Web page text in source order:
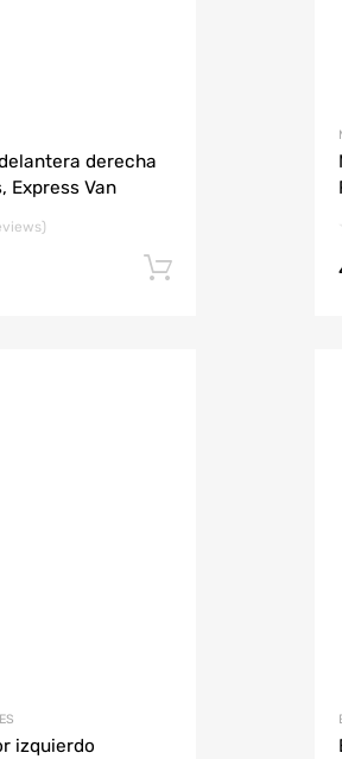
derecha
Express Van
Añadir al
izquierdo